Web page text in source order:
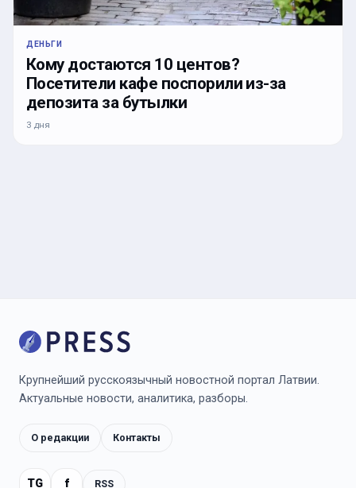
ДЕНЬГИ
Кому достаются 10 центов?
Посетители кафе поспорили из-за
депозита за бутылки
3 дня
Крупнейший русскоязычный новостной портал Латвии.
Актуальные новости, аналитика, разборы.
О редакции Контакты
TG f RSS